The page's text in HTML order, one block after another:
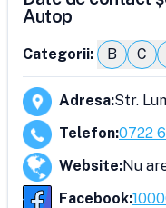
Autop
Categorii: B C
Adresa:Str.
Telefon:0722
Website:Nu
Facebook: